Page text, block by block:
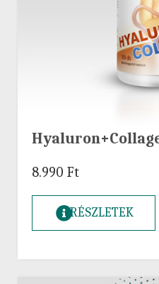
8.990 Ft
RÉSZLETEK